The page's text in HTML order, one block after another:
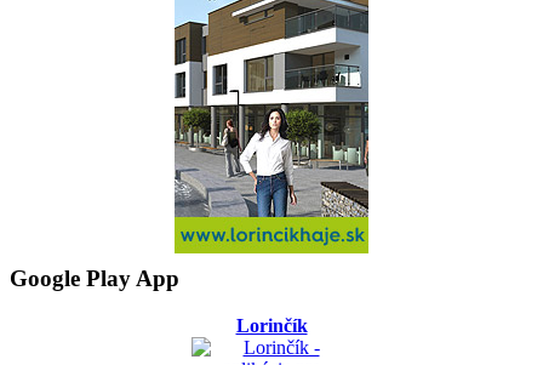
Google Play App
Lorinčík